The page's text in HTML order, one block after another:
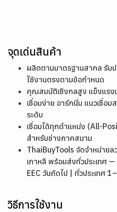
จุดเด่นสินค้า
ผลิตตามมาตรฐานสากล รับ
ใช้งานตรงตามข้อกำหนด
คุณสมบัติเชิงกลสูง แข็งแรง
เชื่อมง่าย อาร์กนิ่ม แนวเชื่อม
ระดับ
เชื่อมได้ทุกตำแหน่ง (All-
สำหรับช่างภาคสนาม
ThaiBuyTools จัดจำหน่าย
เกาหลี พร้อมส่งทั่วประเทศ
EEC วันถัดไป | ทั่วประเทศ
วิธีการใช้งาน